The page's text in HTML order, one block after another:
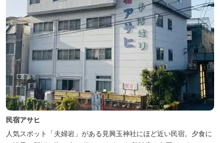
民宿アサヒ
人気スポット「夫婦岩」がある見興玉神社にほど近い民宿。夕食に